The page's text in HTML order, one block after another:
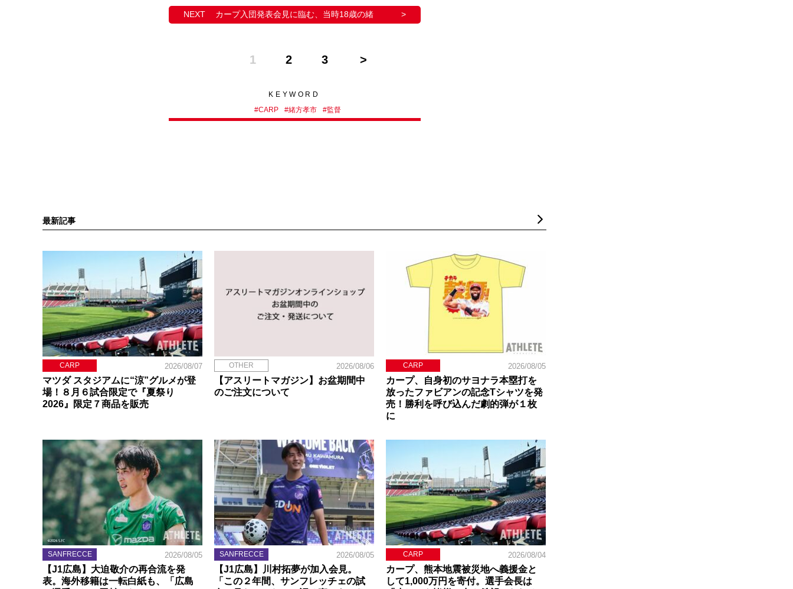
カープ入団発表会見に臨む、当時18歳の緒
1 2 3
KEYWORD
#CARP #緒方孝市 #監督
最新記事
CARP 2026/08/07
マツダ スタジアムに“涼”グルメが登
場！８月６試合限定で『夏祭り
2026』限定７商品を販売
OTHER 2026/08/06
【アスリートマガジン】お盆期間中
のご注文について
CARP 2026/08/05
カープ、自身初のサヨナラ本塁打を
放ったファビアンの記念Tシャツを発
売！勝利を呼び込んだ劇的弾が１枚
に
SANFRECCE 2026/08/05
【J1広島】大迫敬介の再合流を発
表。海外移籍は一転白紙も、「広島
SANFRECCE 2026/08/05
【J1広島】川村拓夢が加入会見。
「この２年間、サンフレッチェの試
CARP 2026/08/04
カープ、熊本地震被災地へ義援金と
して1,000万円を寄付。選手会長は